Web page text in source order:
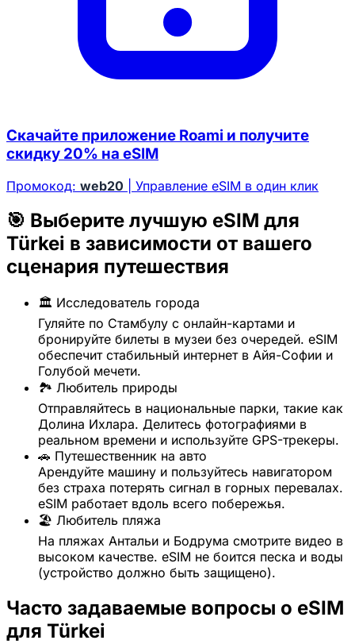
Скачайте приложение Roami и получите
скидку 20% на eSIM
Промокод: web20 | Управление eSIM в один клик
🎯 Выберите лучшую eSIM для
Türkei в зависимости от вашего
сценария путешествия
🏛️ Исследователь города
Гуляйте по Стамбулу с онлайн-картами и
бронируйте билеты в музеи без очередей. eSIM
обеспечит стабильный интернет в Айя-Софии и
Голубой мечети.
🏞️ Любитель природы
Отправляйтесь в национальные парки, такие как
Долина Ихлара. Делитесь фотографиями в
реальном времени и используйте GPS-трекеры.
🚗 Путешественник на авто
Арендуйте машину и пользуйтесь навигатором
без страха потерять сигнал в горных перевалах.
eSIM работает вдоль всего побережья.
🏖️ Любитель пляжа
На пляжах Антальи и Бодрума смотрите видео в
высоком качестве. eSIM не боится песка и воды
(устройство должно быть защищено).
Часто задаваемые вопросы о eSIM
для Türkei